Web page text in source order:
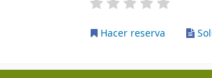
Hacer reserva